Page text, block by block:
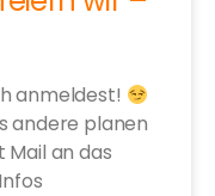
anmeldest!
andere planen
an das